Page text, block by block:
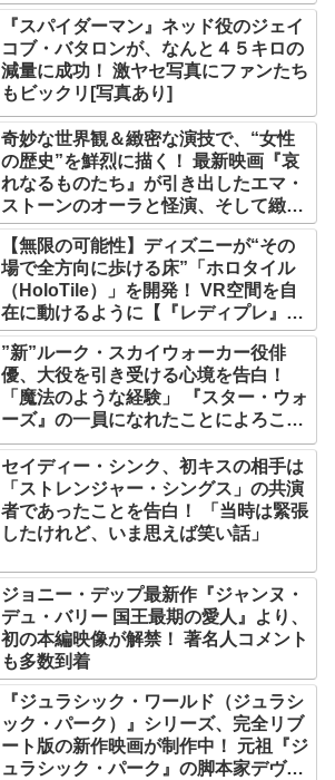
『スパイダーマン』ネッド役のジェイ
コブ・バタロンが、なんと４５キロの
減量に成功！ 激ヤセ写真にファンたち
もビックリ[写真あり]
奇妙な世界観＆緻密な演技で、“女性
の歴史”を鮮烈に描く！ 最新映画『哀
れなるものたち』が引き出したエマ・
ストーンのオーラと怪演、そして緻密
すぎる演技力！ これは女性の“自由意
志”の物語［レビュー＆解説］
【無限の可能性】ディズニーが“その
場で全方向に歩ける床”「ホロタイル
（HoloTile）」を開発！ VR空間を自
在に動けるように【『レディプレ』実
現への大きな一歩？】
”新”ルーク・スカイウォーカー役俳
優、大役を引き受ける心境を告白！
「魔法のような経験」 『スター・ウォ
ーズ』の一員になれたことによろこび
爆発
セイディー・シンク、初キスの相手は
「ストレンジャー・シングス」の共演
者であったことを告白！ 「当時は緊張
したけれど、いま思えば笑い話」
ジョニー・デップ最新作『ジャンヌ・
デュ・バリー 国王最期の愛人』より、
初の本編映像が解禁！ 著名人コメント
も多数到着
『ジュラシック・ワールド（ジュラシ
ック・パーク）』シリーズ、完全リブ
ート版の新作映画が制作中！ 元祖『ジ
ュラシック・パーク』の脚本家デヴィ